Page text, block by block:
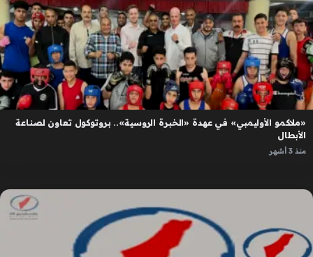
«ملاكمو الأوليمبي» في عهدة «الخبرة الروسية».. بروتوكول تعاون لصناعة
الأبطال
منذ 3 أشهر